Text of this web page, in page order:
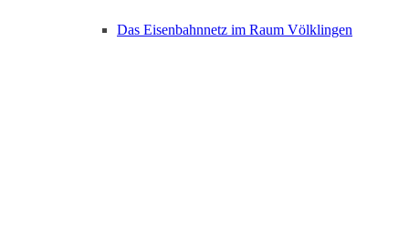
Das Eisenbahnnetz im Raum Völklingen